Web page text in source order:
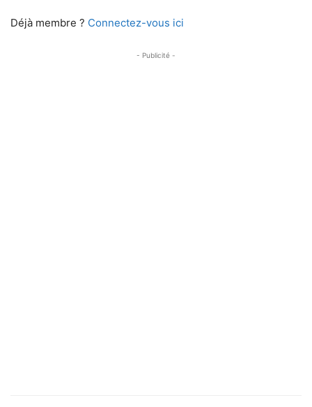
Déjà membre ? Connectez-vous ici
- Publicité -